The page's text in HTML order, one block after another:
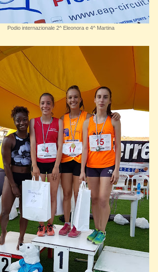
Podio internazionale 2^ Eleonora e 4^ Martina